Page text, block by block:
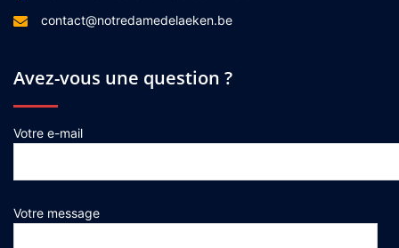
contact@notredamedelaeken.be
Avez-vous une question ?
Votre e-mail
Votre message